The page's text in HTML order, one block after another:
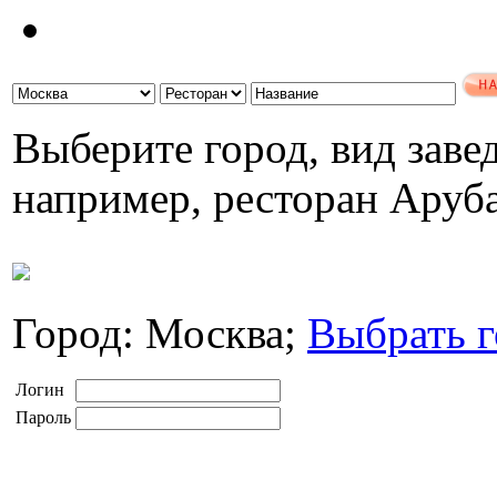
Выберите город, вид
например, ресторан
Город: Москва; Выбрать
Логин
Пароль